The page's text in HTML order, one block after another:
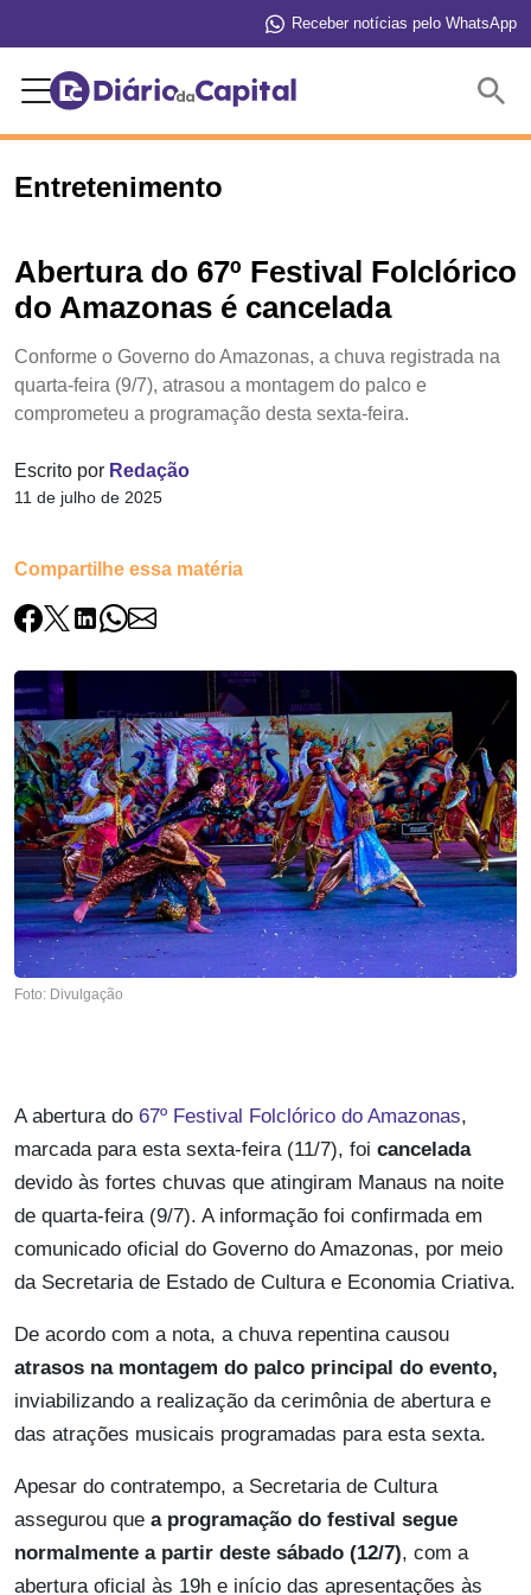
Receber notícias pelo WhatsApp
Entretenimento
Abertura do 67º Festival Folclórico
do Amazonas é cancelada
Conforme o Governo do Amazonas, a chuva registrada na
quarta-feira (9/7), atrasou a montagem do palco e
comprometeu a programação desta sexta-feira.
Escrito por Redação
11 de julho de 2025
Compartilhe essa matéria
Foto: Divulgação
A abertura do 67º Festival Folclórico do Amazonas,
marcada para esta sexta-feira (11/7), foi cancelada
devido às fortes chuvas que atingiram Manaus na noite
de quarta-feira (9/7). A informação foi confirmada em
comunicado oficial do Governo do Amazonas, por meio
da Secretaria de Estado de Cultura e Economia Criativa.
De acordo com a nota, a chuva repentina causou
atrasos na montagem do palco principal do evento,
inviabilizando a realização da cerimônia de abertura e
das atrações musicais programadas para esta sexta.
Apesar do contratempo, a Secretaria de Cultura
assegurou que a programação do festival segue
normalmente a partir deste sábado (12/7), com a
abertura oficial às 19h e início das apresentações às